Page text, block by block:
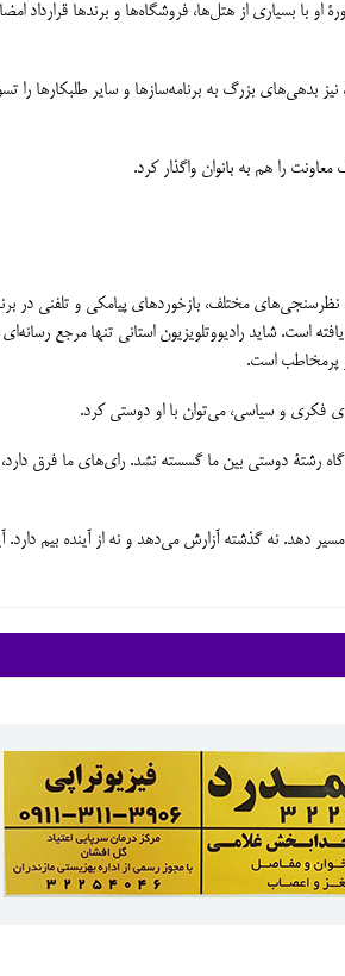
با بسیاری از هتل‌ها، فروشگاه‌ها و برندها قرارداد
بزرگ به برنامه‌سازها و سایر طلبکارها را
را هم به بانوان واگذار کرد.
مختلف، بازخوردهای پیامکی و تلفنی در
شاید رادیووتلویزیون استانی تنها مرجع رسانه‌ای
پرمخاطب است.
فکری و سیاسی، می‌توان با او دوستی کرد.
یکدیگر باخبر بودیم، در 20 سال گذشته هیچ‌گاه رشتۀ دوستی بین ما گسسته نشد. رای‌های
دهد. نه گذشته آزارش می‌دهد و نه از آینده بیم